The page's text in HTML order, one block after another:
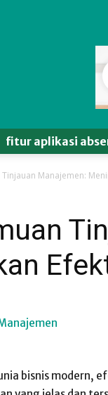
fitur aplikasi
Tinjauan Manajemen:
bisnis modern,